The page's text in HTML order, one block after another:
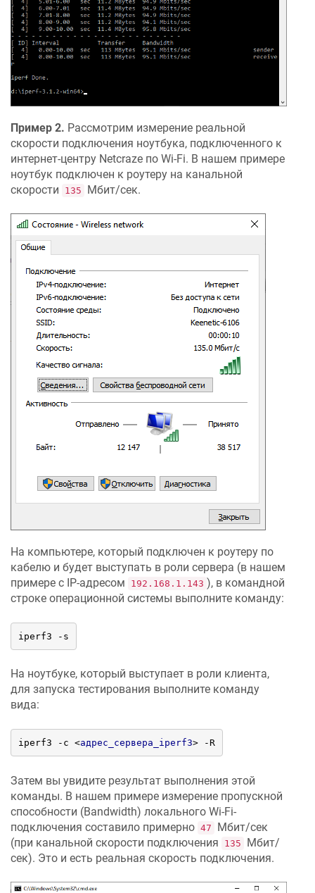
Пример 2. Рассмотрим измерение реальной
скорости подключения ноутбука, подключенного к
интернет-центру Netcraze по Wi-Fi. В нашем примере
ноутбук подключен к роутеру на канальной
скорости
135 Мбит/сек.
На компьютере, который подключен к роутеру по
кабелю и будет выступать в роли сервера (в нашем
примере с IP-адресом
192.168.1.143 ), в командной
строке операционной системы выполните команду:
iperf3 -s
На ноутбуке, который выступает в роли клиента,
для запуска тестирования выполните команду
вида:
iperf3 -c <адрес_сервера_iperf3> -R
Затем вы увидите результат выполнения этой
команды. В нашем примере измерение пропускной
способности (Bandwidth) локального Wi-Fi-
подключения составило примерно 47
Мбит/сек
(при канальной скорости подключения
135
Мбит/
сек). Это и есть реальная скорость подключения.